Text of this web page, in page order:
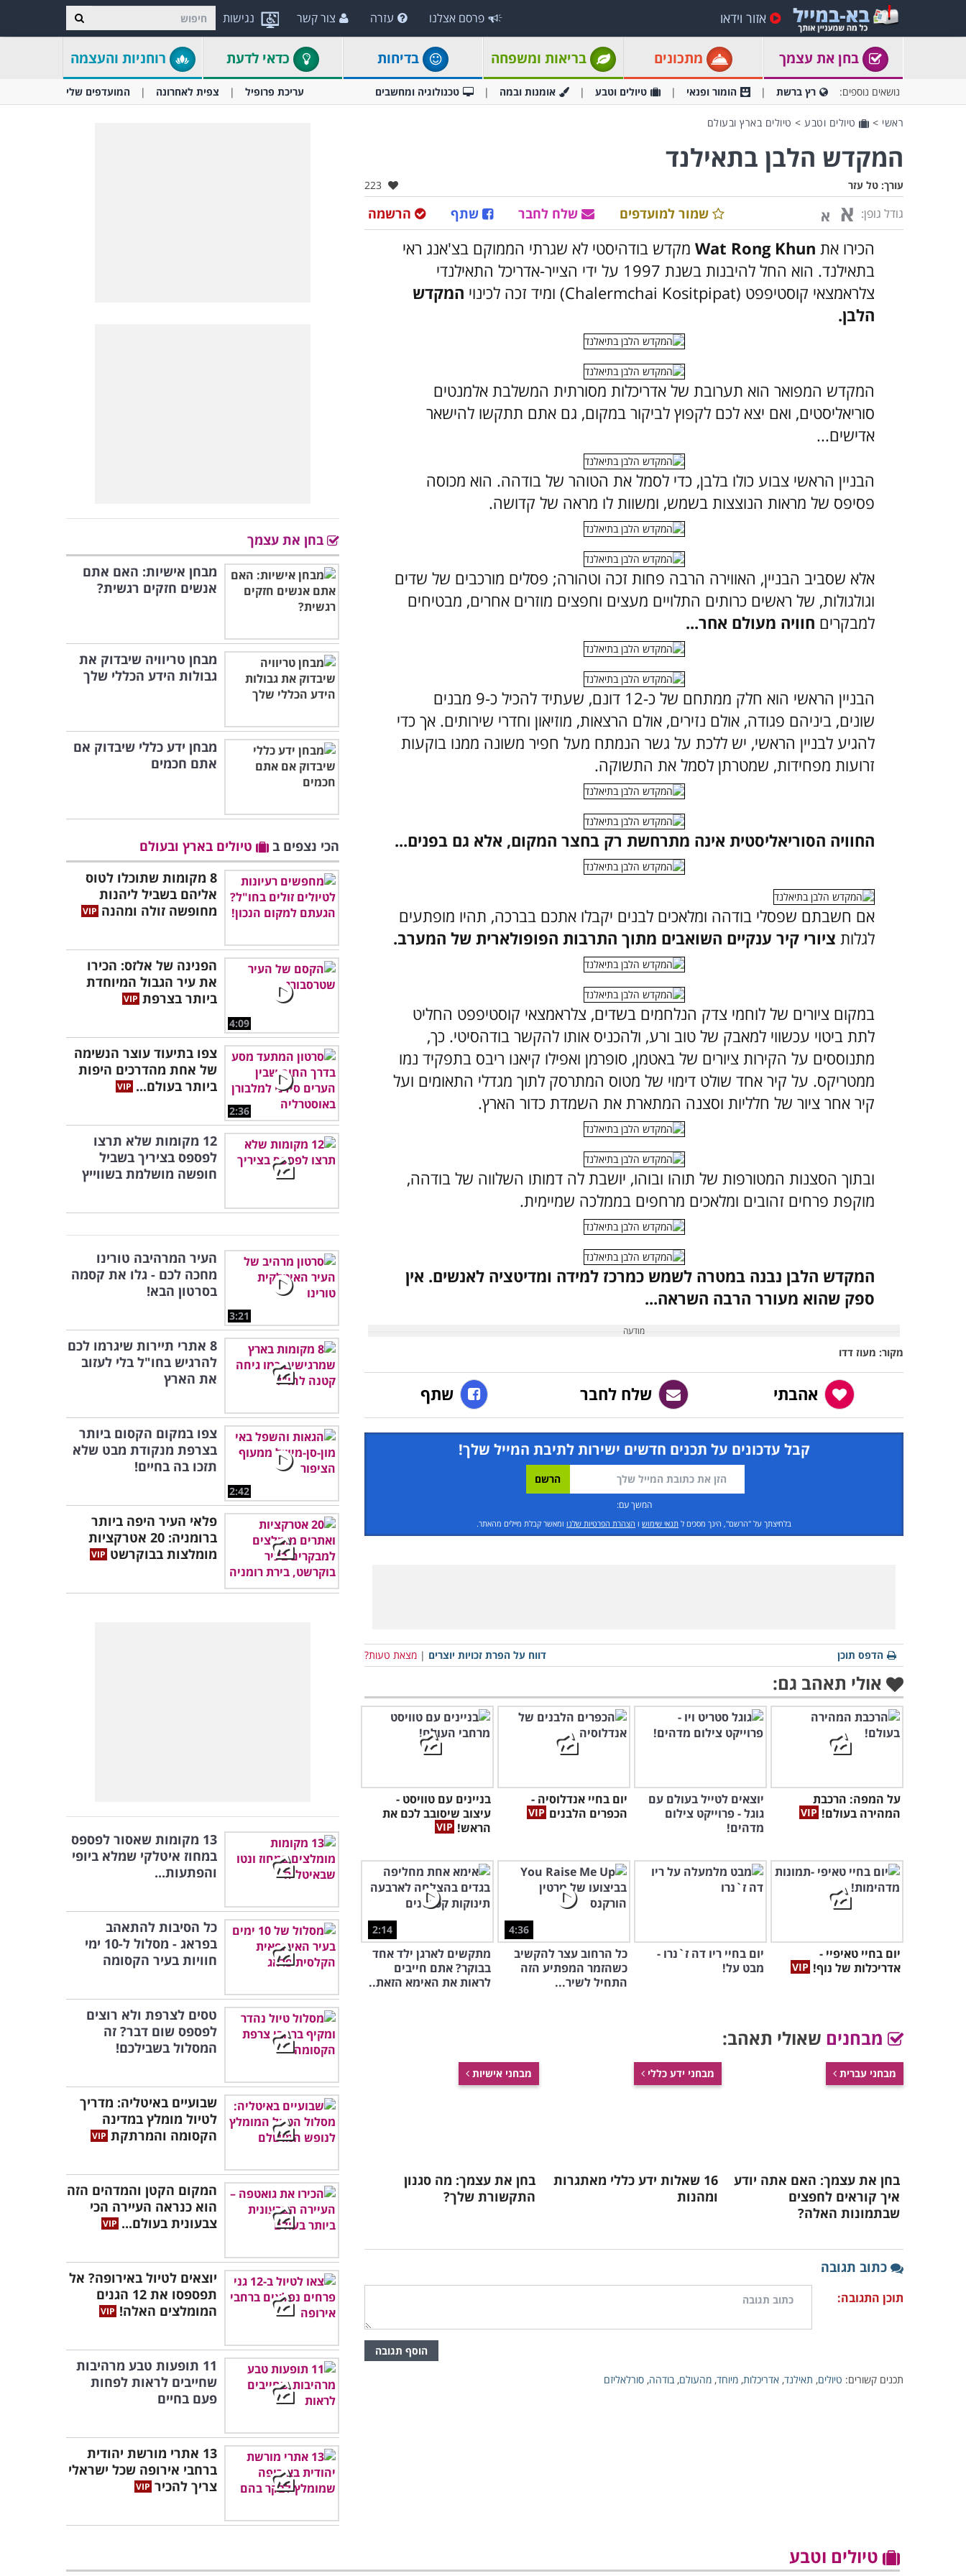
נגישות אזור וידאו פרסם אצלנו עזרה צור קשר
בחן את עצמך מתכונים בריאות ומשפחה בדיחות כדאי לדעת רוחניות והעצמה
נושאים נוספים: רץ ברשת הומור ופנאי טיולים וטבע אומנות ובמה טכנולוגיה ומחשבים עריכת פרופיל צפית לאחרונה המועדפים שלי
ראשי > טיולים וטבע > טיולים בארץ ובעולם
המקדש הלבן בתאילנד
עורך: טל עזר אהבו:
223
גודל גופן: א א הרשמה שתף שלח לחבר שמור למועדפים
הכירו את Wat Rong Khun מקדש בודהיסטי לא שגרתי הממוקם בצ'אנג ראי
בתאילנד. הוא החל להיבנות בשנת 1997 על ידי הצייר-אדריכל התאילנדי
צלראמצאי קוסטיפפט (Chalermchai Kositpipat) ומיד זכה לכינוי
המקדש
הלבן.
המקדש המפואר הוא תערובת של אדריכלות מסורתית המשלבת אלמנטים
סוריאליסטים, ואם יצא לכם לקפוץ לביקור במקום, גם אתם תתקשו להישאר
אדישים...
הבניין הראשי צבוע כולו בלבן, כדי לסמל את הטוהר של בודהה. הוא מכוסה
פסיפס של מראות הנוצצות בשמש, ומשוות לו מראה של קדושה.
אלא שסביב הבניין, האווירה הרבה פחות זכה וטהורה; פסלים מורכבים של שדים
וגולגולות, של ראשים כרותים התלויים מעצים וחפצים מוזרים אחרים, מבטיחים
למבקרים חוויה מעולם אחר...
הבניין הראשי הוא חלק ממתחם של כ-12 דונם, שעתיד להכיל כ-9 מבנים
שונים, ביניהם פגודה, אולם נזירים, אולם הרצאות, מוזיאון וחדרי שירותים. אך כדי
להגיע לבניין הראשי, יש ללכת על גשר הנמתח מעל חפיר משונה ממנו בוקעות
זרועות מפחידות, שמטרתן לסמל את התשוקה.
החוויה הסוריאליסטית אינה מתרחשת רק בחצר המקום, אלא גם בפנים...
אם חשבתם שפסלי בודהה ומלאכים לבנים יקבלו אתכם בברכה, תהיו מופתעים
לגלות ציורי קיר ענקיים השואבים מתוך התרבות הפופולארית של המערב.
במקום ציורים של לוחמי צדק הנלחמים בשדים, צלראמצאי קוסטיפפט החליט
לתת ביטוי עכשווי למאבק של טוב ורע, ולהכניס אותו להקשר בודהסיטי. כך,
מתנוססים על הקירות ציורים של באטמן, סופרמן ואפילו קיאנו ריבס בתפקיד נמו
ממטריקס. על קיר אחד שולט דימוי של מטוס המתרסק לתוך מגדלי התאומים ועל
קיר אחר ציור של חלליות וסצנה המתארת את השמדת כדור הארץ.
ובתוך הסצנות המטורפות של תוהו ובוהו, יושבת לה דמותו השלווה של בודהה,
מוקפת פרחים זהובים ומלאכים מרחפים בממלכה שמיימית.
המקדש הלבן נבנה במטרה לשמש כמרכז למידה ומדיטציה לאנשים. אין
ספק שהוא מעורר הרבה השראה...
מקור: מעוז דדו
אהבתי שלח לחבר שתף
קבל עדכונים על תכנים חדשים ישירות לתיבת המייל שלך!
המשך עם:
בלחיצתך על "הרשם", הינך מסכים ל תנאי שימוש ו הצהרת הפרטיות שלנו ומאשר קבלת מיילים מהאתר.
דווח על הפרת זכויות יוצרים | מצאת טעות? הדפס תוכן
אולי תאהב גם:
על המפה: הרכבת
המהירה בעולם!
יוצאים לטייל בעולם עם
גוגל - פרוייקט צילום
מדהים!
יום בחיי אנדלוסיה -
הכפרים הלבנים
בניינים עם טוויסט -
עיצוב שיסובב לכם את
הראש!
יום בחיי טאיפיי -
אדריכלות של נוף!
יום בחיי ריו דה ז`נרו -
מבט על!
4:36
כל הרחוב עצר להקשיב
כשהזמר המפתיע הזה
התחיל לשיר...
2:14
מתקשים לארגן ילד אחד
בבוקר? אתם חייבים
לראות את האימא הזאת..
מבחנים שאולי תאהב:
מבחני עברית
בחן את עצמך: האם אתה יודע
איך קוראים לחפצים
שבתמונות האלה?
מבחני ידע כללי
16 שאלות ידע כללי מאתגרות
ומהנות
מבחני אישיות
בחן את עצמך: מה סגנון
התקשורת שלך?
כתוב תגובה
תוכן התגובה:
הוסף תגובה
תכנים קשורים: טיולים, תאילנד, אדריכלות, מיוחד, מהעולם,בודהה, סורלאליזם
בחן את עצמך
מבחן אישיות: האם אתם
אנשים חזקים רגשית?
מבחן טריוויה שיבדוק את
גבולות הידע הכללי שלך
מבחן ידע כללי שיבדוק אם
אתם חכמים
הכי נצפים ב
טיולים בארץ ובעולם
8 מקומות שתוכלו לטוס
אליהם בשביל ליהנות
מחופשה זולה ומהנה
4:09
הפנינה של אלזס: הכירו
את עיר הגבול המיוחדת
ביותר בצרפת
2:36
צפו בתיעוד עוצר הנשימה
של אחת מהדרכים היפות
ביותר בעולם...
12 מקומות שלא תרצו
לפספס בציריך בשביל
חופשה מושלמת בשווייץ
3:21
העיר המרהיבה טורינו
מחכה לכם - גלו את קסמה
בסרטון הבא!
8 אתרי תיירות שיגרמו לכם
להרגיש בחו"ל בלי לעזוב
את הארץ
2:42
צפו במקום הקסום ביותר
בצרפת מנקודת מבט שלא
תזכו בה בחיים!
פלאי העיר היפה ביותר
ברומניה: 20 אטרקציות
מומלצות בבוקרשט
13 מקומות שאסור לפספס
במחוז איטלקי שמלא ביופי
והפתעות...
כל הסיבות להתאהב
בפראג - מסלול ל-10 ימי
חוויות בעיר הקסומה
טסים לצרפת ולא רוצים
לפספס שום דבר? זה
המסלול בשבילכם!
שבועיים באיטליה: מדריך
לטיול מומלץ במדינה
הקסומה והמרתקת
המקום הקטן והמדהים הזה
הוא כנראה העיירה הכי
צבעונית בעולם...
יוצאים לטיול באירופה? אל
תפספסו את 12 הגנים
המומלצים האלה!
11 תופעות טבע מרהיבות
שחייבים לראות לפחות
פעם בחיים
13 אתרי מורשת יהודית
ברחבי אירופה שכל ישראלי
צריך להכיר
טיולים וטבע